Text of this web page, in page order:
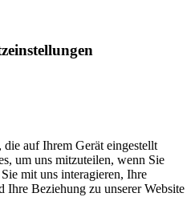
auf Ihrem Gerät eingestellt
um uns mitzuteilen, wenn Sie
mit uns interagieren, Ihre
Ihre Beziehung zu unserer Website